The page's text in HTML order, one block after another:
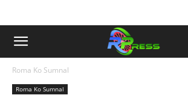
Roma Ko Sumnal
Roma Ko Sumnal